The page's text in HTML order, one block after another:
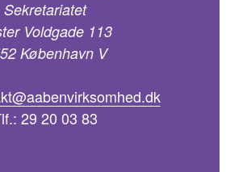
Sekretariatet
Voldgade 113
København V
29 20 03 83